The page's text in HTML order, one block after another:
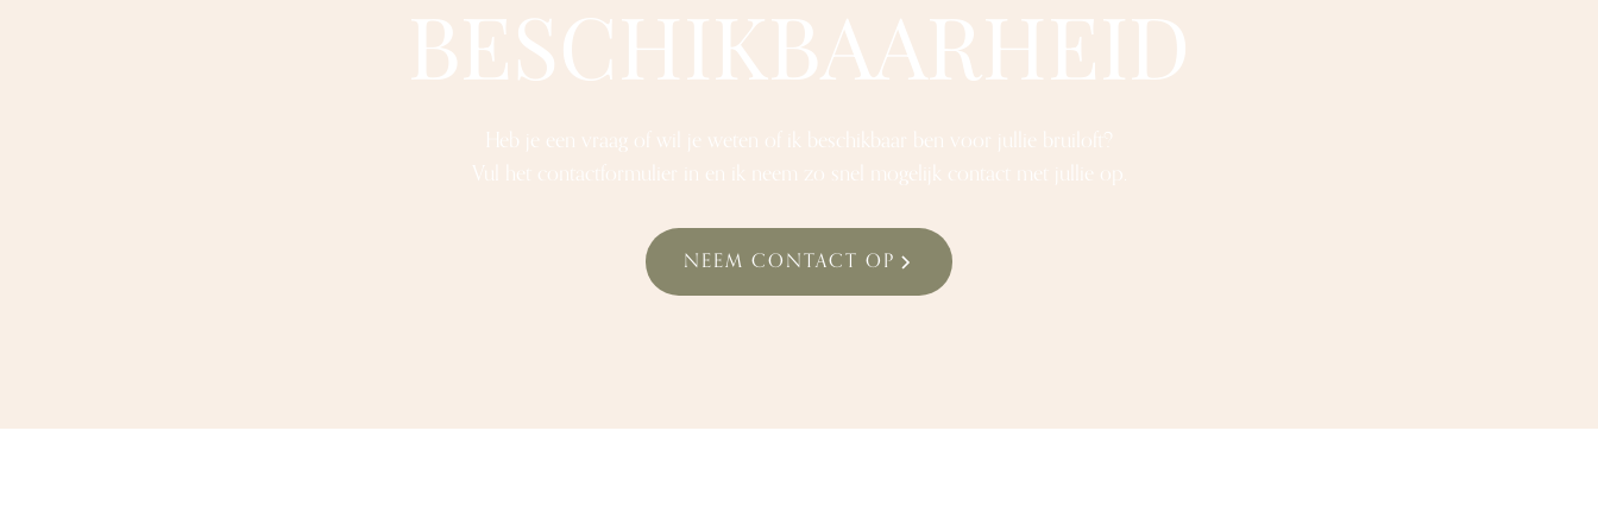
BESCHIKBAARHEID
Heb je een vraag of wil je weten of ik beschikbaar ben voor jullie bruiloft?
Vul het contactformulier in en ik neem zo snel mogelijk contact met jullie op.
NEEM CONTACT OP